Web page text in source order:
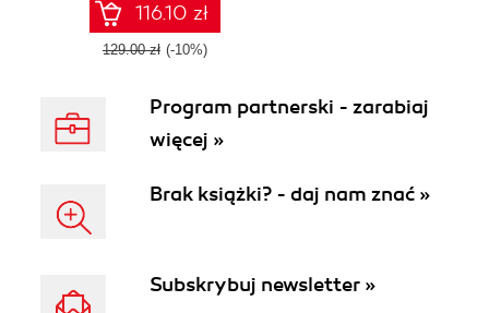
116.10 zł
129.00 zł (-10%)
Program partnerski - zarabiaj
więcej »
Brak książki? - daj nam znać »
Subskrybuj newsletter »